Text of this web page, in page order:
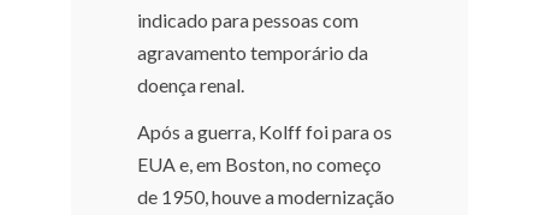
indicado para pessoas com
agravamento temporário da
doença renal.
Após a guerra, Kolff foi para os
EUA e, em Boston, no começo
de 1950, houve a modernização